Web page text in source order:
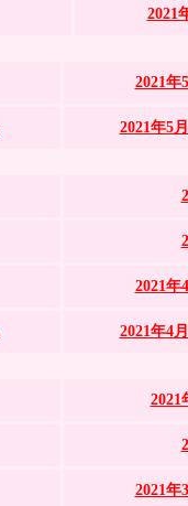
2021
2021
2021年5
2021
2021年4
2021